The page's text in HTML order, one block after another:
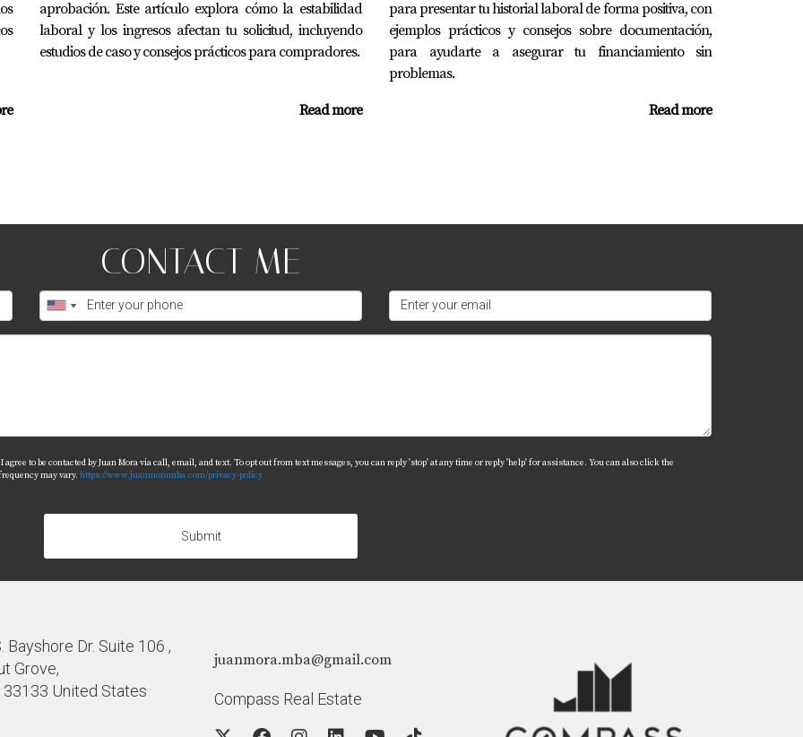
correcto puede abrir puertas y transformar vidas. Si estás listo para dar el siguiente paso hacia tu
a Juan Mora hoy mismo para recibir orientación personalizada.
documento y la complejidad del caso; sin embargo, trabajar con un profesional puede acelerar este
con un experto te ayudará a evitar errores comunes y garantizar que todo esté en orden.
adecuado?
ayuda adicional o tienes preguntas específicas sobre cómo validar tus documentos laborales en
aprobación. Este artículo explora cómo la estabilidad
laboral y los ingresos afectan tu solicitud, incluyendo
estudios de caso y consejos prácticos para compradores.
Read more
para presentar tu historial laboral de forma positiva, con
ejemplos prácticos y consejos sobre documentación,
para ayudarte a asegurar tu financiamiento sin
problemas.
Read more
CONTACT ME
to be contacted by Juan Mora via call, email, and text. To opt out from text messages, you can reply 'stop' at any time or reply 'help' for assistance. You can also click the
may vary. https://www.juanmoramba.com/privacy-policy
Submit
Bayshore Dr. Suite 106 ,
Grove,
33133 United States
juanmora.mba@gmail.com
Compass Real Estate